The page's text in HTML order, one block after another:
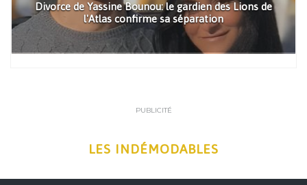
Divorce de Yassine Bounou: le gardien des Lions de
l'Atlas confirme sa séparation
PUBLICITÉ
LES INDÉMODABLES